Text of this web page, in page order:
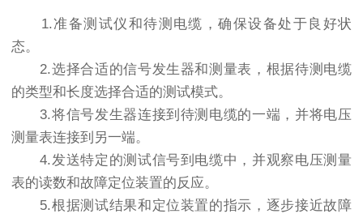
1.准备测试仪和待测电缆，确保设备处于良好状
态。
2.选择合适的信号发生器和测量表，根据待测电缆
的类型和长度选择合适的测试模式。
3.将信号发生器连接到待测电缆的一端，并将电压
测量表连接到另一端。
4.发送特定的测试信号到电缆中，并观察电压测量
表的读数和故障定位装置的反应。
5.根据测试结果和定位装置的指示，逐步接近故障